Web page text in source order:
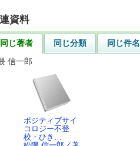
資料
同じ著者 同じ分類
同じ件名
信一郎
ポジティブサイ
コロジー不登
校・ひき…